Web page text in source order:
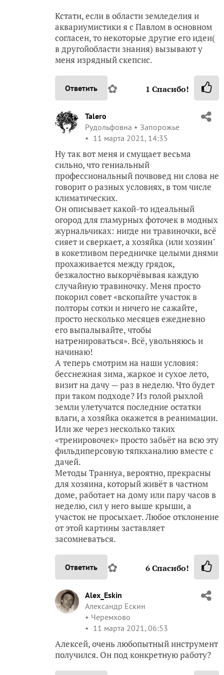
Кстати, если в области земледелия и
аквариумистики я с Павлом в основном
согласен, то некоторые другие его идеи(
в другойобласти знания) вызывают у
меня изрядный скепсис.
Ответить ✿ 1 Спасибо!
Talero
Рудольфовна
Запорожье
11 марта 2021, 14:35
Ну так вот меня и смущает весьма
сильно, что гениальный
профессиональный почвовед ни слова не
говорит о разных условиях, в том числе
климатических.
Он описывает какой-то идеальный
огород для гламурных фоточек в модных
журнальчиках: нигде ни травиночки, всё
сияет и сверкает, а хозяйка (или хозяин"
в кокетливом передничке целыми днями
прохаживается между грядок,
безжалостно выкорчёвывая каждую
случайную травиночку. Меня просто
покорил совет «вскопайте участок в
полторы сотки и ничего не сажайте,
просто несколько месяцев ежедневно
его выпалывайте, чтобы
натренироваться». Всё, увольняюсь и
начинаю!
А теперь смотрим на наши условия:
бесснежная зима, жаркое и сухое лето,
визит на дачу — раз в неделю. Что будет
при таком подходе? Из голой рыхлой
земли улетучатся последние остатки
влаги, а хозяйка окажется в реанимации.
Или же через несколько таких
«тренировочек» просто забьёт на всю эту
фильдиперсовую тяпкханалию вместе с
дачей.
Методы Траннуа, вероятно, прекрасны
для хозяина, который живёт в частном
доме, работает на дому или пару часов в
неделю, сил у него выше крыши, а
участок не просыхает. Любое отклонение
от этой картины заставляет
засомневаться.
Ответить ✿ 6Спасибо!
Alex_Eskin
Александр Ескин
Черемхово
11 марта 2021, 06:53
Алексей, очень любопытный инструмент
получился. Он под конкретную работу?